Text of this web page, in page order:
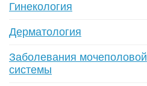
Гинекология
Дерматология
Заболевания мочеполовой
системы